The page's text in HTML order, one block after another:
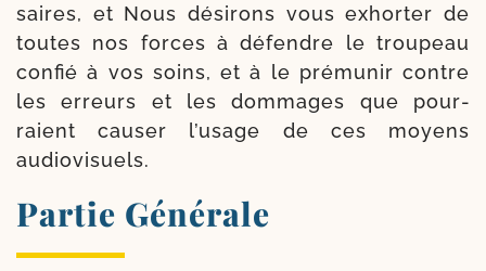
saires, et Nous dési­rons vous exhor­ter de
toutes nos forces à défendre le trou­peau
confié à vos soins, et à le pré­mu­nir contre
les erreurs et les dom­mages que pour­
raient cau­ser l’u­sage de ces moyens
audiovisuels.
Partie Générale